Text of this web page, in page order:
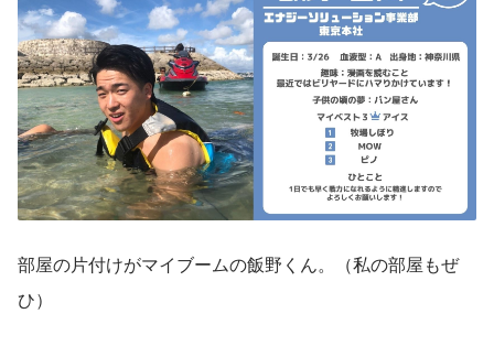
部屋の片付けがマイブームの飯野くん。（私の部屋もぜ
ひ）